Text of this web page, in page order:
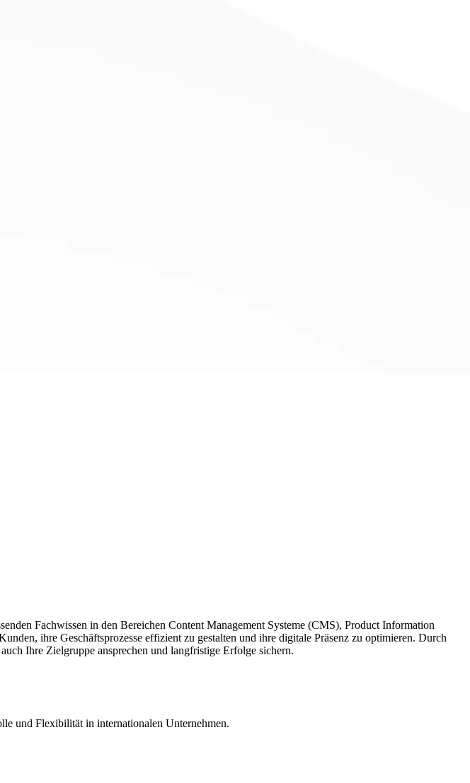
Fachwissen in den Bereichen Content Management Systeme (CMS), Product Information
ihre Geschäftsprozesse effizient zu gestalten und ihre digitale Präsenz zu optimieren. Durch
Ihre Zielgruppe ansprechen und langfristige Erfolge sichern.
und Flexibilität in internationalen Unternehmen.